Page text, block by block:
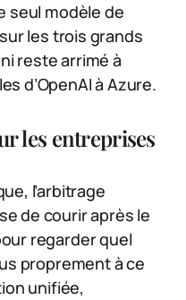
seul modèle de
les trois grands
reste arrimé à
d’OpenAI à Azure.
les entreprises
l’arbitrage
de courir après le
regarder quel
proprement à ce
unifiée,